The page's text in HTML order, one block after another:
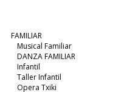
FAMILIAR
Musical Familiar
DANZA FAMILIAR
Infantil
Taller Infantil
Opera Txiki